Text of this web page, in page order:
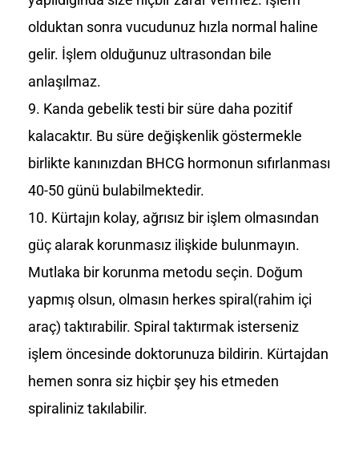
olduktan sonra vucudunuz hızla normal haline
gelir. İşlem olduğunuz ultrasondan bile
anlaşılmaz.
Kanda gebelik testi bir süre daha pozitif
kalacaktır. Bu süre değişkenlik göstermekle
birlikte kanınızdan BHCG hormonun sıfırlanması
40-50 günü bulabilmektedir.
Kürtajın kolay, ağrısız bir işlem olmasından
güç alarak korunmasız ilişkide bulunmayın.
Mutlaka bir korunma metodu seçin. Doğum
yapmış olsun, olmasın herkes spiral(rahim içi
araç) taktırabilir. Spiral taktırmak isterseniz
işlem öncesinde doktorunuza bildirin. Kürtajdan
hemen sonra siz hiçbir şey his etmeden
spiraliniz takılabilir.